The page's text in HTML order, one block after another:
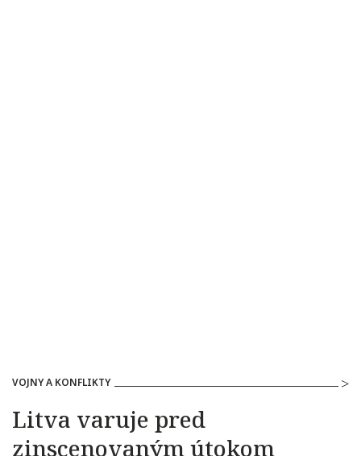
VOJNY A KONFLIKTY
Litva varuje pred
zinscenovaným útokom